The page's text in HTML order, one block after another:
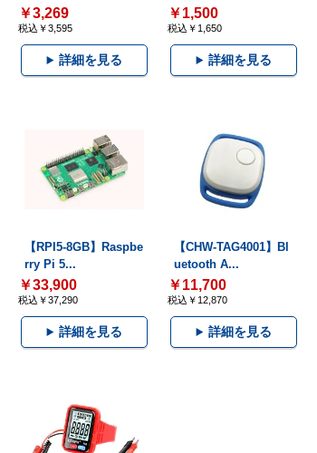
￥3,269
税込￥3,595
詳細を見る
￥1,500
税込￥1,650
詳細を見る
【RPI5-8GB】Raspbe
rry Pi 5...
￥33,900
税込￥37,290
詳細を見る
【CHW-TAG4001】Bl
uetooth A...
￥11,700
税込￥12,870
詳細を見る